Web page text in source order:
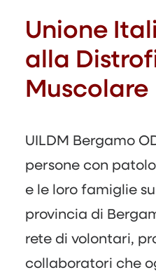
Unione
alla
Muscolare
UILDM Bergamo
persone con
e le loro famiglie
provincia di
rete di volontari,
collaboratori che